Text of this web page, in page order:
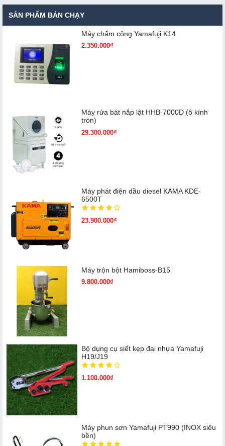
SẢN PHẨM BÁN CHẠY
Máy chấm cô​ng Yamafuji K14
2.350.000₫
Máy rửa bát nắp lật HHB-7000D (ô kính
tròn)
29.300.000₫
Máy phát điện dầu diesel KAMA KDE-
6500T
23.900.000₫
Máy trộn bột Hamiboss-B15
9.800.000₫
Bộ dụng cụ siết kẹp đai nhựa Yamafuji
H19/J19
1.100.000₫
Máy phun sơn Yamafuji PT990 (INOX siêu
bền)